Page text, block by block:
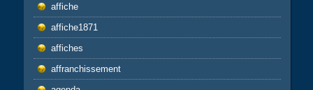
affiche
affiche1871
affiches
affranchissement